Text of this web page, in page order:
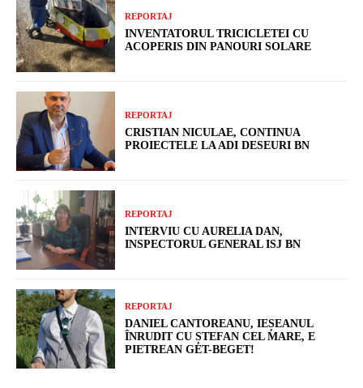
REPORTAJ
INVENTATORUL TRICICLETEI CU
ACOPERIS DIN PANOURI SOLARE
REPORTAJ
CRISTIAN NICULAE, CONTINUA
PROIECTELE LA ADI DESEURI BN
REPORTAJ
INTERVIU CU AURELIA DAN,
INSPECTORUL GENERAL ISJ BN
REPORTAJ
DANIEL CANTOREANU, IEȘEANUL
ÎNRUDIT CU ȘTEFAN CEL MARE, E
PIETREAN GET-BEGET!